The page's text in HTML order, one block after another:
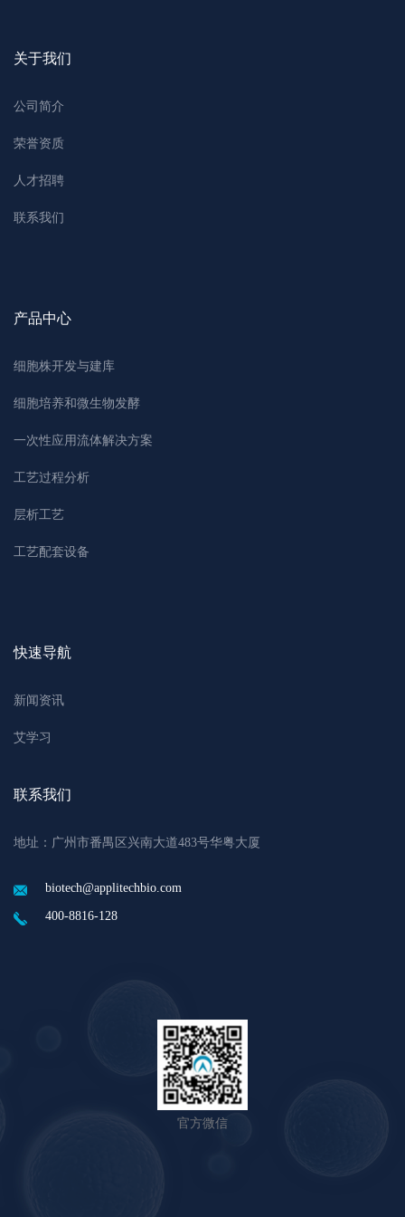
关于我们
公司简介
荣誉资质
人才招聘
联系我们
产品中心
细胞株开发与建库
细胞培养和微生物发酵
一次性应用流体解决方案
工艺过程分析
层析工艺
工艺配套设备
快速导航
新闻资讯
艾学习
联系我们
地址：广州市番禺区兴南大道483号华粤大厦
biotech@applitechbio.com
400-8816-128
官方微信